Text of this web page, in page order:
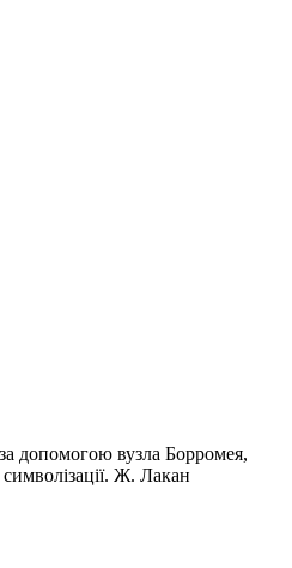
допомогою вузла Борромея,
Ж. Лакан